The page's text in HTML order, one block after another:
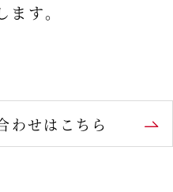
す。
わせはこちら